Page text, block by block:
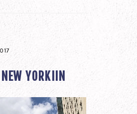
YORKIIN